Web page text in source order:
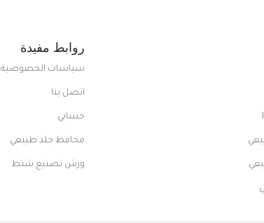
روابط مفيدة
سياسات الخصوصية
اتصل بنا
حسابي
محافظ جلد طبيعي
ورش تصنيع شنط